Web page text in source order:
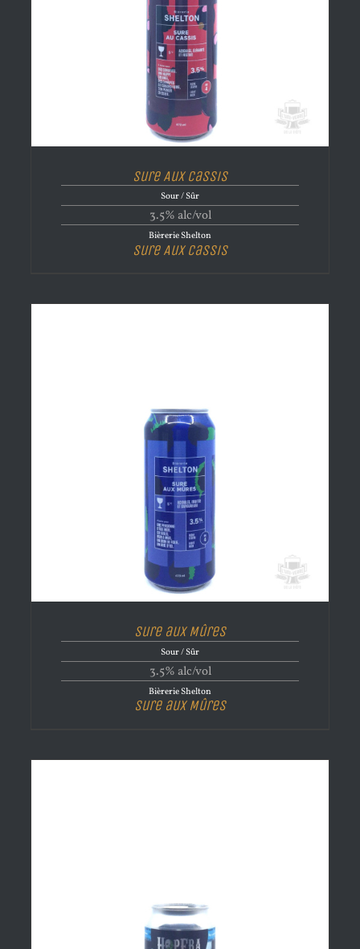
Sure Aux Cassis
Sour / Sûr
3.5% alc/vol
Bièrerie Shelton
Sure Aux Cassis
Sure aux Mûres
Sour / Sûr
3.5% alc/vol
Bièrerie Shelton
Sure aux Mûres